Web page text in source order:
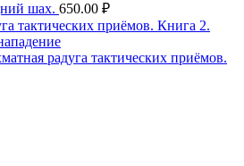
шах. 650.00 ₽
радуга тактических приёмов.